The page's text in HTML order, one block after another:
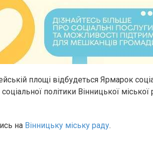
площі відбудеться Ярмарок
політики Вінницької
на Вінницьку міську раду.